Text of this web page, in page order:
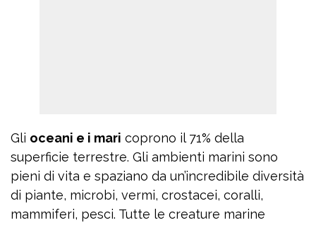
Gli oceani e i mari coprono il 71% della
superficie terrestre. Gli ambienti marini sono
pieni di vita e spaziano da un’incredibile diversità
di piante, microbi, vermi, crostacei, coralli,
mammiferi, pesci. Tutte le creature marine